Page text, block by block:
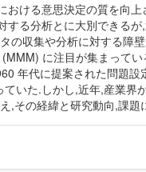
ける意思決定の質を向
る分析とに大別できる
収集や分析に対する障
に注目が集まって
年代に提案された問題
いた.しかし,近年,産業界
,その経緯と研究動向,課題